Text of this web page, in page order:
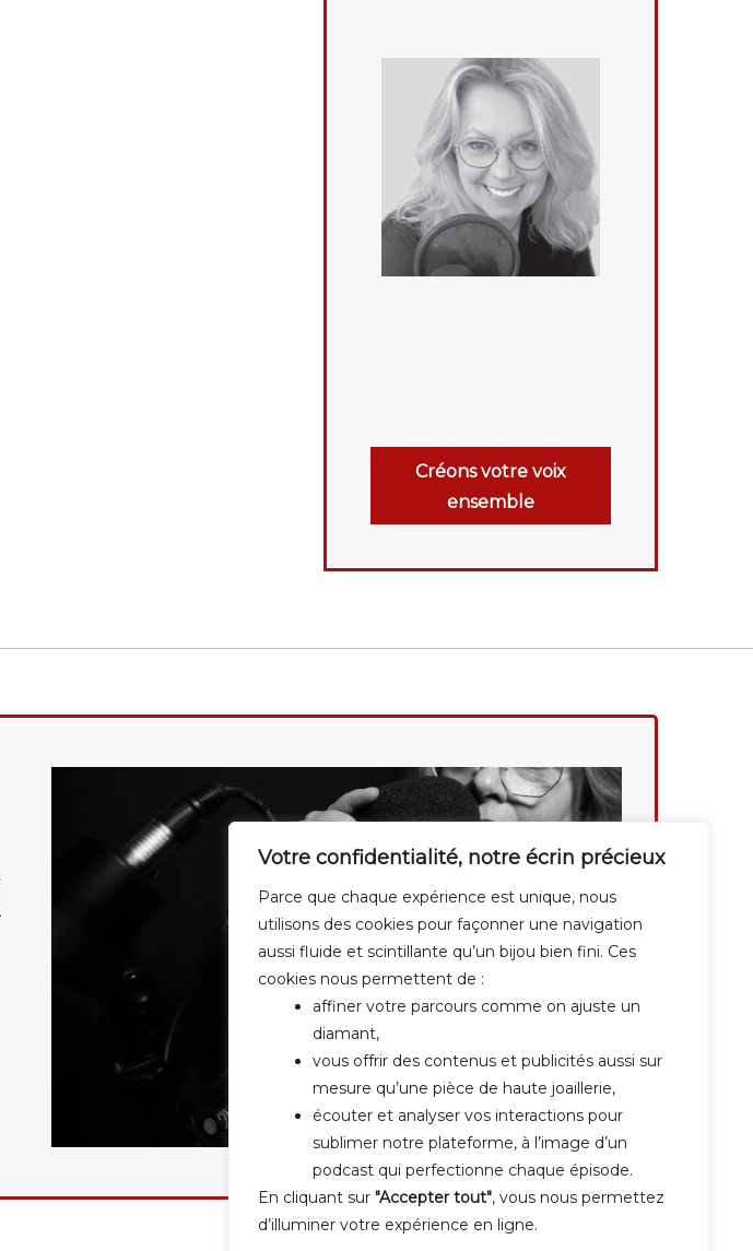
Votre confidentialité, notre écrin précieux
Parce que chaque expérience est unique, nous
utilisons des cookies pour façonner une navigation
aussi fluide et scintillante qu’un bijou bien fini. Ces
cookies nous permettent de :
affiner votre parcours comme on ajuste un
diamant,
vous offrir des contenus et publicités aussi sur
mesure qu’une pièce de haute joaillerie,
écouter et analyser vos interactions pour
sublimer notre plateforme, à l’image d’un
podcast qui perfectionne chaque épisode.
En cliquant sur "Accepter tout", vous nous permettez
d’illuminer votre expérience en ligne.
Créons votre voix
ensemble